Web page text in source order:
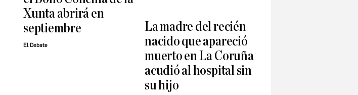
Xunta abrirá en
septiembre
El Debate
La madre del recién
nacido que apareció
muerto en La Coruña
acudió al hospital sin
su hijo